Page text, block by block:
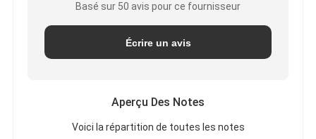
Basé sur 50 avis pour ce fournisseur
Écrire un avis
Aperçu Des Notes
Voici la répartition de toutes les notes